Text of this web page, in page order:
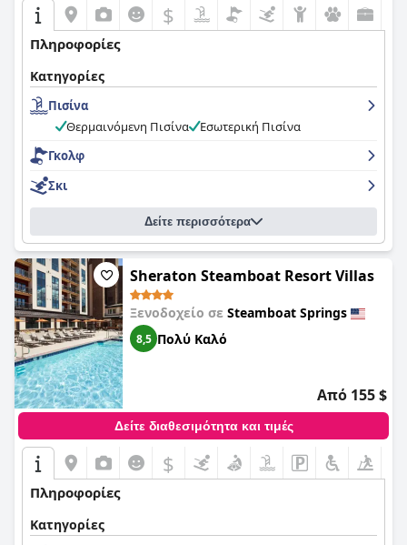
$
Πληροφορίες
Κατηγορίες
Πισίνα
Θερμαινόμενη Πισίνα
Εσωτερική Πισίνα
Γκολφ
Σκι
Δείτε περισσότερα
Sheraton Steamboat Resort Villas
Ξενοδοχείο σε Steamboat Springs
8,5 Πολύ Καλό
Από 155 $
Δείτε διαθεσιμότητα και τιμές
$
Πληροφορίες
Κατηγορίες